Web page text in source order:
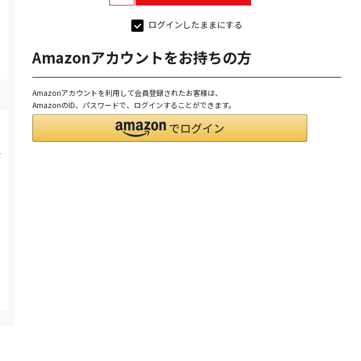
ログインしたままにする
Amazonアカウントをお持ちの方
Amazonアカウントを利用して会員登録されたお客様は、
AmazonのID、パスワードで、ログインすることができます。